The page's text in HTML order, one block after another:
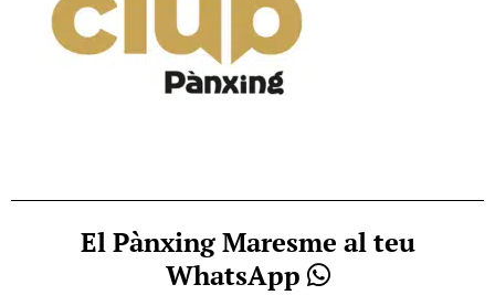
El Pànxing Maresme al teu
WhatsApp